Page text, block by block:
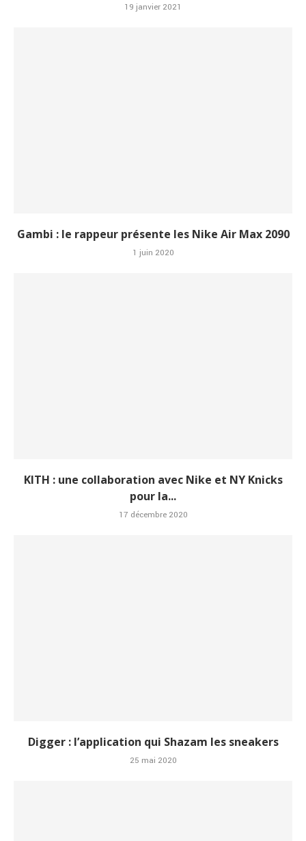
19 janvier 2021
Gambi : le rappeur présente les Nike Air Max 2090
1 juin 2020
KITH : une collaboration avec Nike et NY Knicks
pour la...
17 décembre 2020
Digger : l’application qui Shazam les sneakers
25 mai 2020